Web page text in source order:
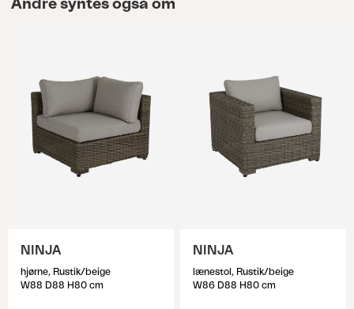
Andre syntes også om
NINJA
hjørne, Rustik/beige
W88 D88 H80 cm
NINJA
lænestol, Rustik/beige
W86 D88 H80 cm